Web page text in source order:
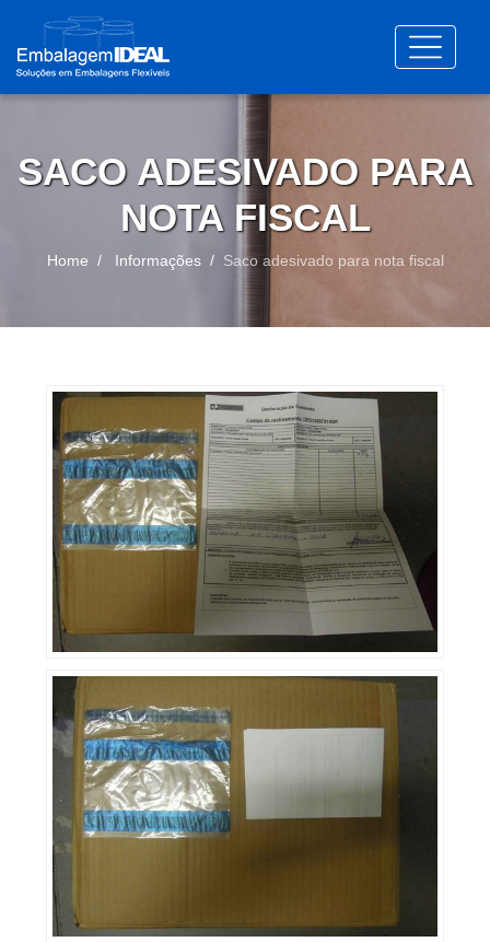
SACO ADESIVADO PARA
NOTA FISCAL
Home Informações Saco adesivado para nota fiscal